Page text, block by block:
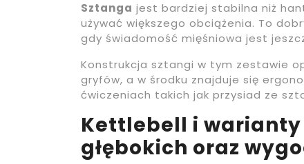
Sztanga jest bardziej stabilna niż
używać większego obciążenia. To
gdy świadomość mięśniowa jest
Konstrukcja sztangi w tym zestawie
gryfów, a w środku znajduje się
ćwiczeniach takich jak przysiad ze
Kettlebell i
głębokich oraz